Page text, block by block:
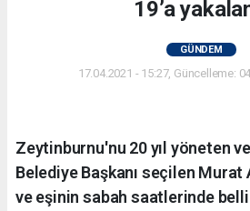
19’a
GÜNDEM
17.04.2021 - 15:27, Güncelleme:
Zeytinburnu'nu 20 yıl yöneten
Belediye Başkanı seçilen Murat
ve eşinin sabah saatlerinde